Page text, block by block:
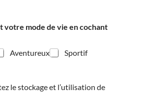
mode de vie en cochant
Aventureux
Sportif
le stockage et l’utilisation de